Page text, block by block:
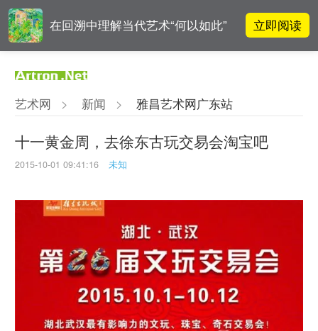
在回溯中理解当代艺术“何以如此” 立即阅读
破界与归真
周杰伦都要去的伦敦弗里兹，到底
艺术网 > 新闻 > 雅昌艺术网广东站
十一黄金周，去徐东古玩交易会淘宝吧
2015-10-01 09:41:16 未知